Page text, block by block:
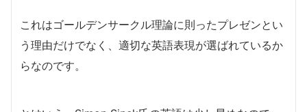
これはゴールデンサークル理論に則ったプレゼンとい
う理由だけでなく、適切な英語表現が選ばれているか
らなのです。